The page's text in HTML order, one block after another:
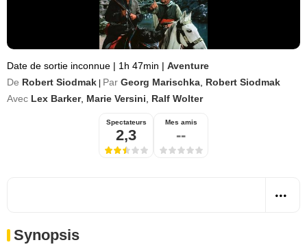
Date de sortie inconnue | 1h 47min | Aventure
De Robert Siodmak Par Georg Marischka Robert Siodmak
Avec Lex Barker, Marie Versini Ralf Wolter
Spectateurs
2,3
Mes amis
--
Synopsis